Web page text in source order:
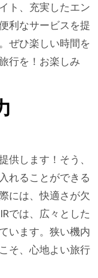
ト、充実したエン
利なサービスを提
ぜひ楽しい時間を
行を！お楽しみ
供します！そう、
れることができる
には、快適さが欠
では、広々とした
います。狭い機内
そ、心地よい旅行